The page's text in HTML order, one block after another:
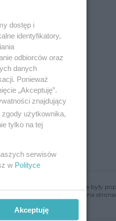
informacje w nim zawarte były
informacji zamieszczonych na
dostęp i
identyfikatory,
odbiorców oraz
danych
Ponieważ
„Akceptuję”.
znajdujący
użytkownika,
tylko na tej
serwisów
w Polityce
Akceptuję